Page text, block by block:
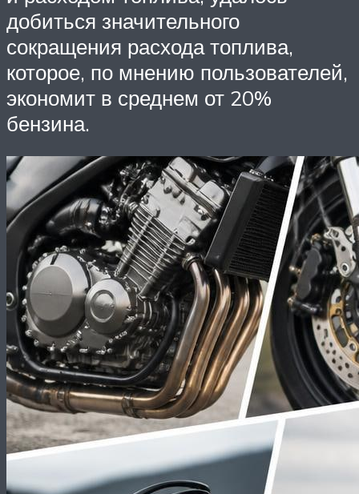
добиться значительного
сокращения расхода топлива,
которое, по мнению пользователей,
экономит в среднем от 20%
бензина.